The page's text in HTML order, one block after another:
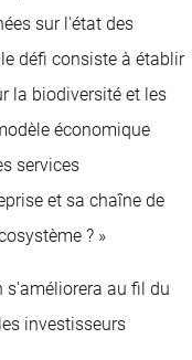
sur l'état des
défi consiste à établir
la biodiversité et les
économique
services
et sa chaîne de
? »
s'améliorera au fil du
investisseurs